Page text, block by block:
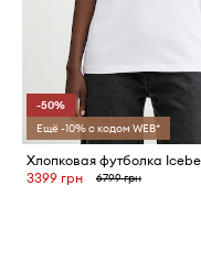
-50%
Ещё -10% с кодом WEB*
Хлопковая футболка
3399 грн
6799 грн